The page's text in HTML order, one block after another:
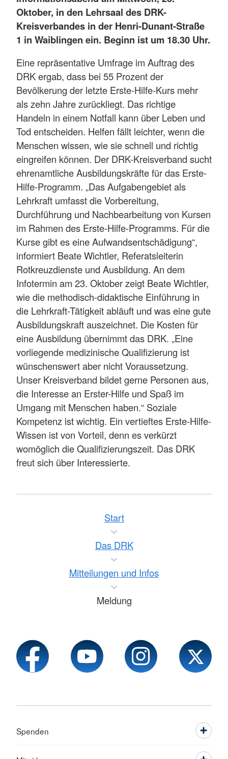
Oktober, in den Lehrsaal des DRK-
Kreisverbandes in der Henri-Dunant-Straße
1 in Waiblingen ein. Beginn ist um 18.30 Uhr.
Eine repräsentative Umfrage im Auftrag des
DRK ergab, dass bei 55 Prozent der
Bevölkerung der letzte Erste-Hilfe-Kurs mehr
als zehn Jahre zurückliegt. Das richtige
Handeln in einem Notfall kann über Leben und
Tod entscheiden. Helfen fällt leichter, wenn die
Menschen wissen, wie sie schnell und richtig
eingreifen können. Der DRK-Kreisverband sucht
ehrenamtliche Ausbildungskräfte für das Erste-
Hilfe-Programm. „Das Aufgabengebiet als
Lehrkraft umfasst die Vorbereitung,
Durchführung und Nachbearbeitung von Kursen
im Rahmen des Erste-Hilfe-Programms. Für die
Kurse gibt es eine Aufwandsentschädigung“,
informiert Beate Wichtler, Referatsleiterin
Rotkreuzdienste und Ausbildung. An dem
Infotermin am 23. Oktober zeigt Beate Wichtler,
wie die methodisch-didaktische Einführung in
die Lehrkraft-Tätigkeit abläuft und was eine gute
Ausbildungskraft auszeichnet. Die Kosten für
eine Ausbildung übernimmt das DRK. „Eine
vorliegende medizinische Qualifizierung ist
wünschenswert aber nicht Voraussetzung.
Unser Kreisverband bildet gerne Personen aus,
die Interesse an Erster-Hilfe und Spaß im
Umgang mit Menschen haben.“ Soziale
Kompetenz ist wichtig. Ein vertieftes Erste-Hilfe-
Wissen ist von Vorteil, denn es verkürzt
womöglich die Qualifizierungszeit. Das DRK
freut sich über Interessierte.
Start
Das DRK
Mitteilungen und Infos
Meldung
Spenden